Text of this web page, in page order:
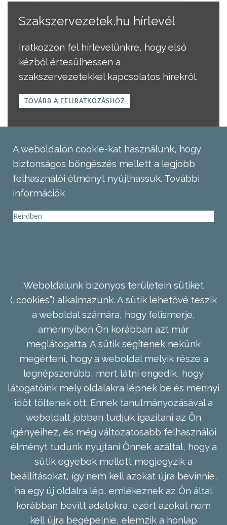
Szakszervezetek.hu hírlevél
Iratkozzon fel hírlevelünkre, hogy első
kézből értesülhessen a
szakszervezetekkel kapcsolatos hírekről.
TOVÁBB A FELIRATKOZÁSHOZ
A weboldalon cookie-kat használunk, hogy
biztonságos böngészés mellett a legjobb
felhasználói élményt nyújthassuk. További
információk
Rendben
Weboldalunk bizonyos területein sütiket
(„cookies”) alkalmazunk. A sütik lehetővé teszik
a weboldal számára, hogy felismerje,
amennyiben Ön korábban azt már
meglátogatta. A sütik segítenek nekünk
megérteni, hogy a weboldal melyik része a
legnépszerűbb, mert látni engedik, hogy
látogatóink mely oldalakra lépnek be és mennyi
időt töltenek ott. Ennek tanulmányozásával a
weboldalt jobban tudjuk igazítani az Ön
igényeihez, és még változatosabb felhasználói
élményt tudunk nyújtani Önnek azáltal, hogy a
sütik egyebek mellett megjegyzik a
beállításokat, így nem kell azokat újra bevinnie,
ha egy új oldalra lép, emlékeznek az Ön által
korábban bevitt adatokra, ezért azokat nem
kell újra begépelnie, elemzik a honlap